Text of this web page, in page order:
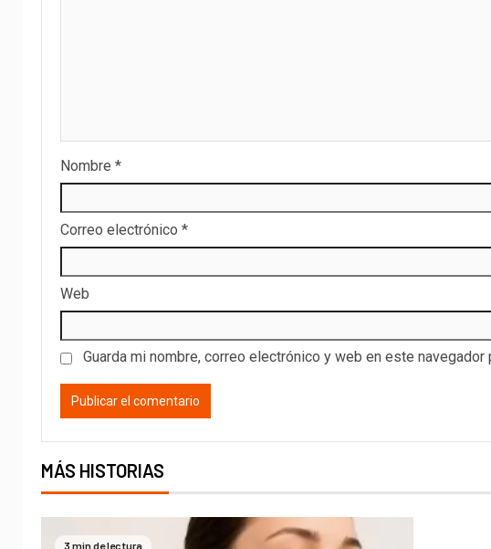
Nombre *
Correo electrónico *
Web
Guarda mi nombre, correo electrónico y web en este
MÁS HISTORIAS
3 min de lectura